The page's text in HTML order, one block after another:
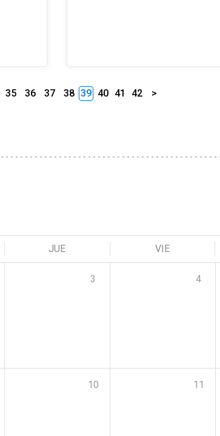
35 36 37 38 39 40 41 42 >
JUE VIE
3 4
10 11